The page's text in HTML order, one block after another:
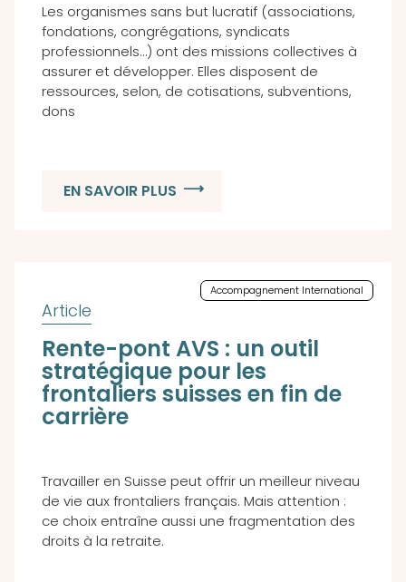
Les organismes sans but lucratif (associations,
fondations, congrégations, syndicats
professionnels…) ont des missions collectives à
assurer et développer. Elles disposent de
ressources, selon, de cotisations, subventions,
dons
EN SAVOIR PLUS
Accompagnement International
Rente-pont AVS : un outil
stratégique pour les
frontaliers suisses en fin de
carrière
Travailler en Suisse peut offrir un meilleur niveau
de vie aux frontaliers français. Mais attention :
ce choix entraîne aussi une fragmentation des
droits à la retraite.